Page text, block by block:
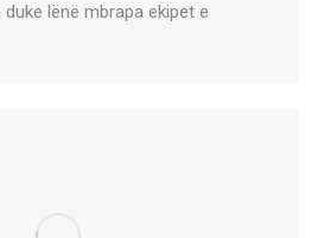
lënë mbrapa ekipet e